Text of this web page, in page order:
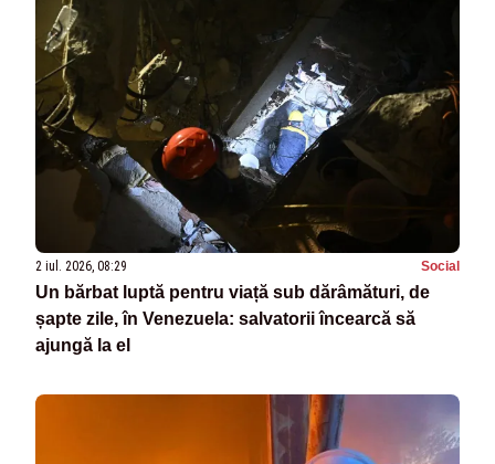
2 iul. 2026, 08:29 Social
Un bărbat luptă pentru viață sub dărâmături, de
șapte zile, în Venezuela: salvatorii încearcă să
ajungă la el